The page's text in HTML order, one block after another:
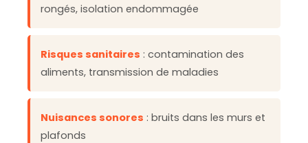
rongés, isolation endommagée
Risques sanitaires : contamination des
aliments, transmission de maladies
Nuisances sonores : bruits dans les murs et
plafonds